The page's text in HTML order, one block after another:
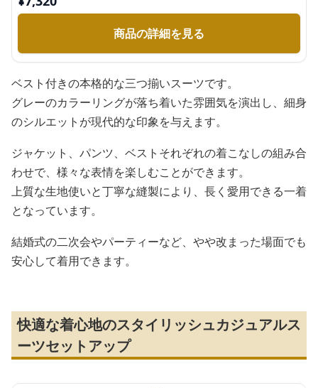
商品の詳細を見る
ベスト付きの本格的な三つ揃いスーツです。
グレーのカラーリングが落ち着いた雰囲気を演出し、細身
のシルエットが現代的な印象を与えます。
ジャケット、パンツ、ベストそれぞれの着こなしの組み合
わせで、様々な表情を楽しむことができます。
上質な生地使いと丁寧な縫製により、長く愛用できる一着
となっています。
結婚式の二次会やパーティーなど、やや改まった場面でも
安心して着用できます。
快適な着心地のスタイリッシュカジュアルス
ーツセットアップ